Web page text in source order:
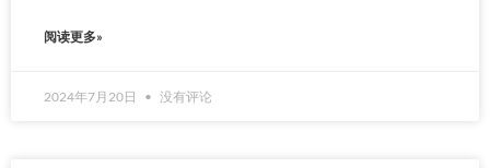
阅读更多»
2024年7月20日 没有评论